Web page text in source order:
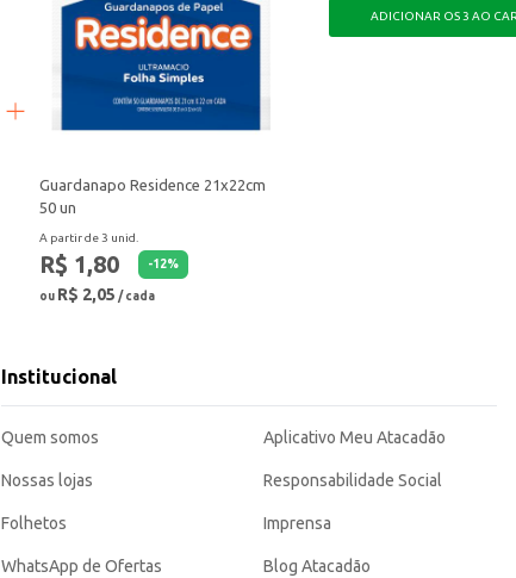
Guardanapo Residence 21x22cm
50 un
A partir de 3 unid.
R$ 1,80 -12%
ou R$ 2,05 / cada
ADICIONAR OS 3 AO
Institucional
Quem somos
Nossas lojas
Folhetos
WhatsApp de Ofertas
Aplicativo Meu Atacadão
Responsabilidade Social
Imprensa
Blog Atacadão